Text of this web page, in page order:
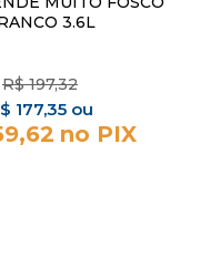
3.6L
R$ 197,32
177,35